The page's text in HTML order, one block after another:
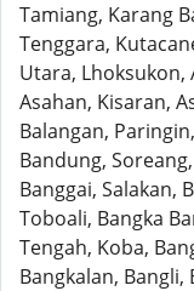
Tamiang, Karang
Tenggara,
Utara, Lhoksukon,
Asahan, Kisaran,
Balangan,
Bandung,
Banggai, Salakan,
Toboali, Bangka
Tengah, Koba,
Bangkalan,